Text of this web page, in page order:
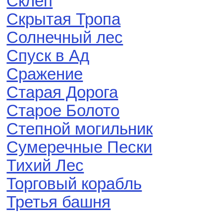
Скрытая Тропа
Солнечный лес
Спуск в Ад
Сражение
Старая Дорога
Старое Болото
Степной могильник
Сумеречные Пески
Тихий Лес
Торговый корабль
Третья башня